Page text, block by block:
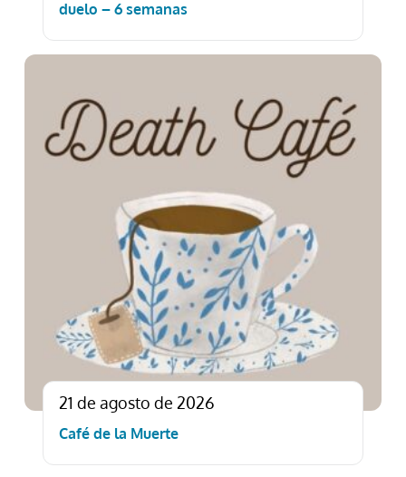
duelo – 6 semanas
21 de agosto de 2026
Café de la Muerte